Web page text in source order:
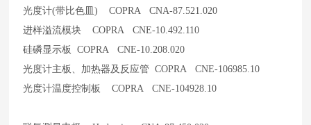
光度计(带比色皿) COPRA CNA-87.521.020
进样溢流模块 COPRA CNE-10.492.110
硅磷显示板 COPRA CNE-10.208.020
光度计主板、加热器及反应管 COPRA CNE-106985.10
光度计温度控制板 COPRA CNE-104928.10